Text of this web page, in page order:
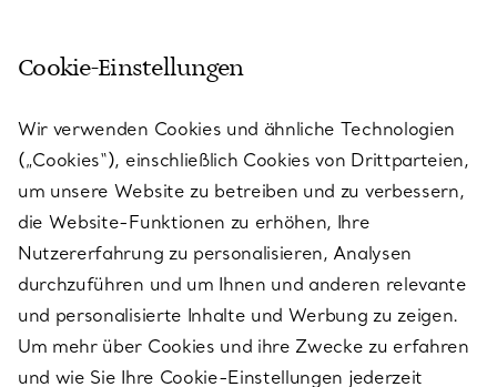
KUNDENSERVICE
SERVICES
ÜBER TIFFANY & CO.
RECHTLICHE HINWEISE
Cookie-Einstellungen
Wir verwenden Cookies und ähnliche Technologien
(„Cookies“), einschließlich Cookies von Drittparteien,
um unsere Website zu betreiben und zu verbessern,
die Website-Funktionen zu erhöhen, Ihre
Nutzererfahrung zu personalisieren, Analysen
durchzuführen und um Ihnen und anderen relevante
und personalisierte Inhalte und Werbung zu zeigen.
Um mehr über Cookies und ihre Zwecke zu erfahren
und wie Sie Ihre Cookie-Einstellungen jederzeit